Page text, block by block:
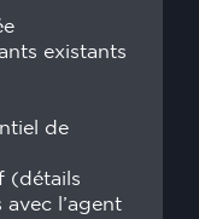
existants
de
(détails
l’agent